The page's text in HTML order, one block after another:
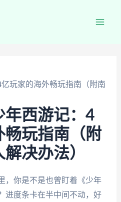
玩家的海外畅玩指南（附南
年西游记：4
畅玩指南（附
决办法）
，你是不是也曾盯着《少年
进度条卡在半中间不动，好